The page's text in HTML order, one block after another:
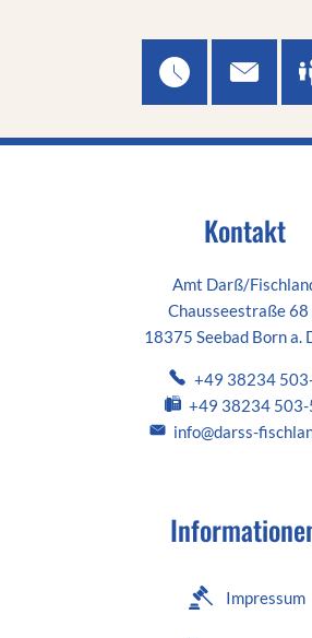
Kontakt
Amt Darß/
Chausseestraße 68
18375 Seebad Born a.
+49 38234
+49 38234 503-
info@darss-
Impressum